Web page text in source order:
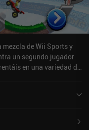
mezcla de Wii Sports y
un segundo jugador
en una variedad de
más deportes
un montón de